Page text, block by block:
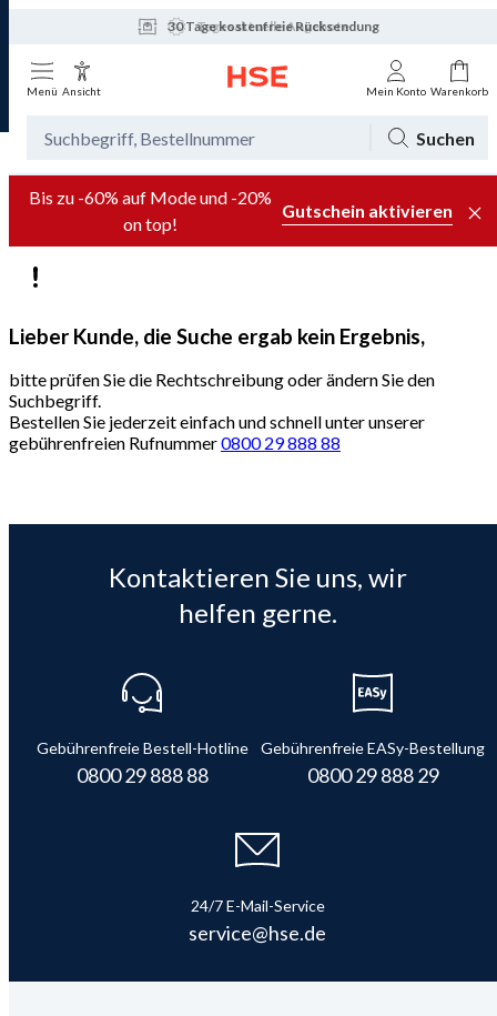
30 Tage kostenfreie Rücksendung
Tagesaktuelle Angebote
Menü Ansicht Mein Konto Warenkorb
Suchen
Bis zu -60% auf Mode und -20%
on top!
Gutschein aktivieren
Lieber Kunde, die Suche ergab kein Ergebnis,
bitte prüfen Sie die Rechtschreibung oder ändern Sie den
Suchbegriff.
Bestellen Sie jederzeit einfach und schnell unter unserer
gebührenfreien Rufnummer0800 29 888 88
Kontaktieren Sie uns, wir
helfen gerne.
Gebührenfreie Bestell-Hotline
0800 29 888 88
Gebührenfreie EASy-Bestellung
0800 29 888 29
24/7 E-Mail-Service
service@hse.de